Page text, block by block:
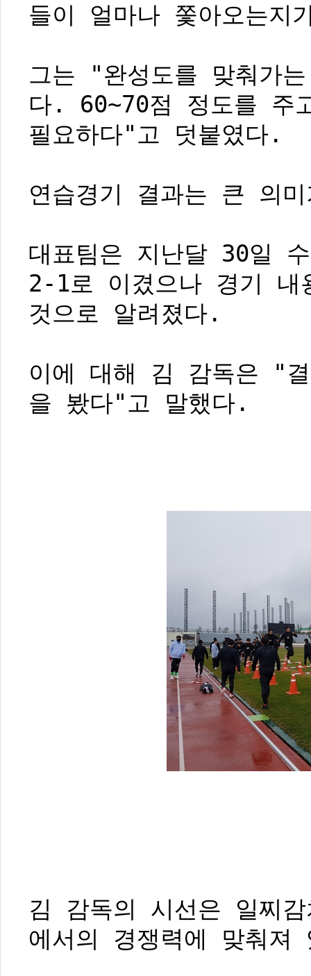
들이 얼마나 쫓아오는
그는 "완성도를 맞춰가
다. 60∼70점 정도를 주
필요하다"고 덧붙였다.
연습경기 결과는 큰 의
대표팀은 지난달 30일
2-1로 이겼으나 경기 내
것으로 알려졌다.
이에 대해 김 감독은 "
을 봤다"고 말했다.
김 감독의 시선은 일찌
에서의 경쟁력에 맞춰져